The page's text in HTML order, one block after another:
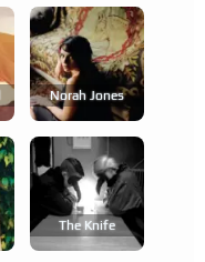
Norah Jones
The Knife